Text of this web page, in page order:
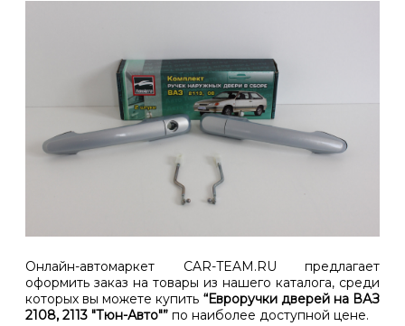
Онлайн-автомаркет CAR-TEAM.RU предлагает
оформить заказ на товары из нашего каталога, среди
которых вы можете купить “Евроручки дверей на ВАЗ
2108, 2113 "Тюн-Авто"” по наиболее доступной цене.